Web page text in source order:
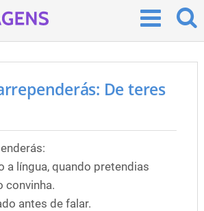
De teres
a língua, quando pretendias
convinha.
antes de falar.